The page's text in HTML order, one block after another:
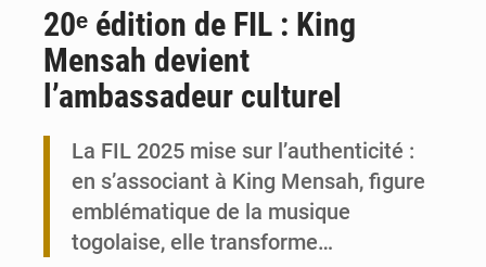
Maurice : Démission de la ministre Véronique Leu-Govind
20ᵉ édition de FIL : King
Mensah devient
l’ambassadeur culturel
La FIL 2025 mise sur l’authenticité :
en s’associant à King Mensah, figure
emblématique de la musique
togolaise, elle transforme…